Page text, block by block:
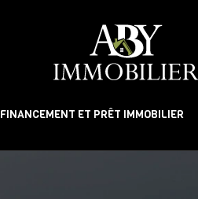
FINANCEMENT ET PRÊT IMMOBILIER